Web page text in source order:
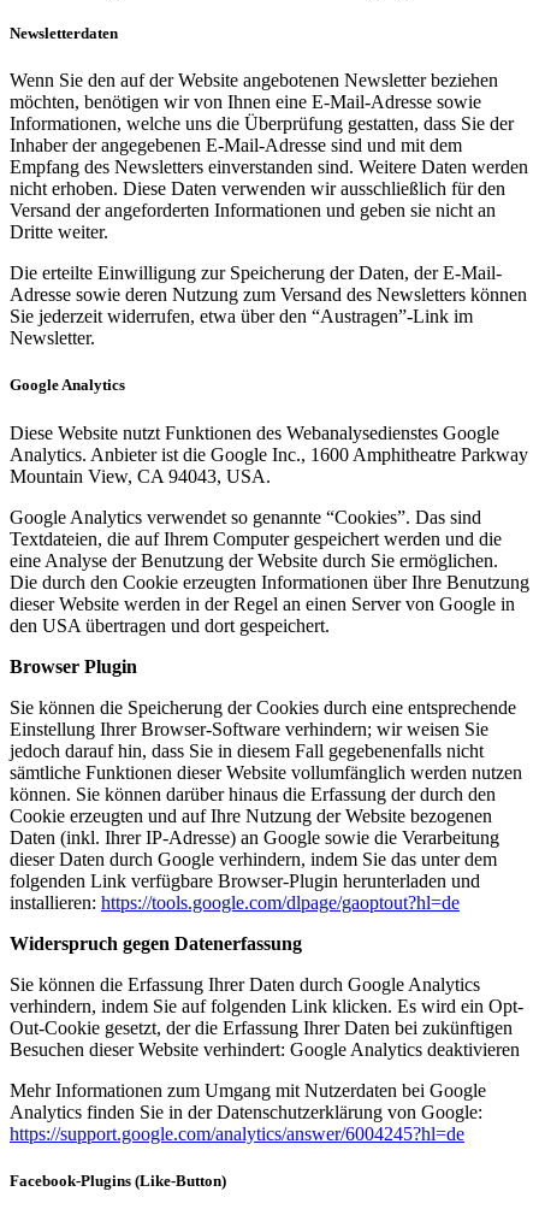
Newsletterdaten
Wenn Sie den auf der Website angebotenen Newsletter beziehen
möchten, benötigen wir von Ihnen eine E-Mail-Adresse sowie
Informationen, welche uns die Überprüfung gestatten, dass Sie der
Inhaber der angegebenen E-Mail-Adresse sind und mit dem
Empfang des Newsletters einverstanden sind. Weitere Daten werden
nicht erhoben. Diese Daten verwenden wir ausschließlich für den
Versand der angeforderten Informationen und geben sie nicht an
Dritte weiter.
Die erteilte Einwilligung zur Speicherung der Daten, der E-Mail-
Adresse sowie deren Nutzung zum Versand des Newsletters können
Sie jederzeit widerrufen, etwa über den “Austragen”-Link im
Newsletter.
Google Analytics
Diese Website nutzt Funktionen des Webanalysedienstes Google
Analytics. Anbieter ist die Google Inc., 1600 Amphitheatre Parkway
Mountain View, CA 94043, USA.
Google Analytics verwendet so genannte “Cookies”. Das sind
Textdateien, die auf Ihrem Computer gespeichert werden und die
eine Analyse der Benutzung der Website durch Sie ermöglichen.
Die durch den Cookie erzeugten Informationen über Ihre Benutzung
dieser Website werden in der Regel an einen Server von Google in
den USA übertragen und dort gespeichert.
Browser Plugin
Sie können die Speicherung der Cookies durch eine entsprechende
Einstellung Ihrer Browser-Software verhindern; wir weisen Sie
jedoch darauf hin, dass Sie in diesem Fall gegebenenfalls nicht
sämtliche Funktionen dieser Website vollumfänglich werden nutzen
können. Sie können darüber hinaus die Erfassung der durch den
Cookie erzeugten und auf Ihre Nutzung der Website bezogenen
Daten (inkl. Ihrer IP-Adresse) an Google sowie die Verarbeitung
dieser Daten durch Google verhindern, indem Sie das unter dem
folgenden Link verfügbare Browser-Plugin herunterladen und
installieren: https://tools.google.com/dlpage/gaoptout?hl=de
Widerspruch gegen Datenerfassung
Sie können die Erfassung Ihrer Daten durch Google Analytics
verhindern, indem Sie auf folgenden Link klicken. Es wird ein Opt-
Out-Cookie gesetzt, der die Erfassung Ihrer Daten bei zukünftigen
Besuchen dieser Website verhindert: Google Analytics deaktivieren
Mehr Informationen zum Umgang mit Nutzerdaten bei Google
Analytics finden Sie in der Datenschutzerklärung von Google:
https://support.google.com/analytics/answer/6004245?hl=de
Facebook-Plugins (Like-Button)